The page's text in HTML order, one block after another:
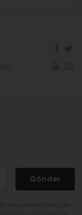
Gönder